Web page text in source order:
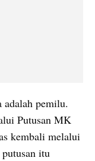
pemilu.
Putusan MK
kembali melalui
itu